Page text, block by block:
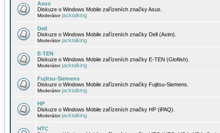
Asus
Diskuze o Windows Mobile zařízeních značky Asus.
Moderátorjacktalking
Dell
Diskuze o Windows Mobile zařízeních značky Dell (Axim).
Moderátorjacktalking
E-TEN
Diskuze o Windows Mobile zařízeních značky E-TEN (Glofiish).
Moderátorjacktalking
Fujitsu-Siemens
Diskuze o Windows Mobile zařízeních značky Fujitsu-Siemens.
Moderátorjacktalking
HP
Diskuze o Windows Mobile zařízeních značky HP (iPAQ).
Moderátorjacktalking
HTC